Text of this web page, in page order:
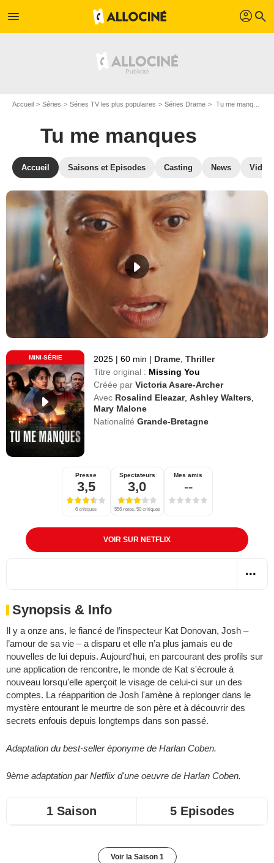
menu profil search
Accueil Séries Séries TV les plus populaires Séries Drame Tu me manques
Tu me manques
Accueil Saisons et Episodes Casting News
MINI-SÉRIE 2025 | 60 min | Drame ,Thriller
Titre original : Missing You
Créée par Victoria Asare-Archer
Avec Rosalind Eleazar,Ashley Walters
Mary Malone
Nationalité Grande-Bretagne
Presse
3,5
6 critiques
Spectateurs
3,0
556 notes, 50 critiques
Mes amis
--
VOIR SUR NETFLIX
Synopsis & Info
Il y a onze ans, le fiancé de l’inspecteur Kat Donovan, Josh –
l’amour de sa vie – a disparu et elle n’a plus jamais eu de
nouvelles de lui depuis. Aujourd'hui, en parcourant des profils sur
une application de rencontre, le monde de Kat s'écroule à
nouveau lorsqu'elle aperçoit le visage de celui-ci sur un des
comptes. La réapparition de Josh l'amène à replonger dans le
mystère entourant le meurtre de son père et à découvrir des
secrets enfouis depuis longtemps dans son passé.
Adaptation du best-seller éponyme de Harlan Coben.
9ème adaptation par Netflix d'une oeuvre de Harlan Coben.
1 Saison 5 Episodes
Voir la Saison 1